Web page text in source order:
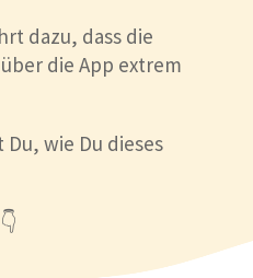
dazu, dass die
die App extrem
wie Du dieses